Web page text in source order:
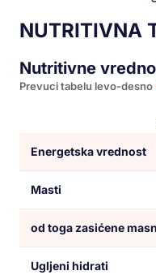
NUTRITIVNA
Nutritivne
Prevuci tabelu levo-desno
Energetska vrednost
Masti
od toga zasićene
Ugljeni hidrati